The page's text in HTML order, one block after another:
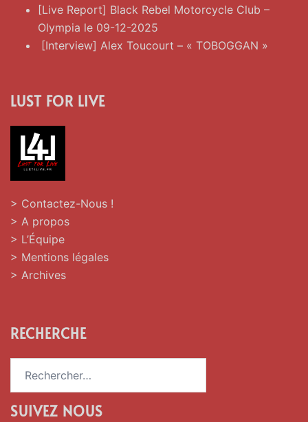
[Live Report] Black Rebel Motorcycle Club –
Olympia le 09-12-2025
[Interview] Alex Toucourt – « TOBOGGAN »
LUST FOR LIVE
> Contactez-Nous !
> A propos
> L’Équipe
> Mentions légales
> Archives
RECHERCHE
SUIVEZ NOUS